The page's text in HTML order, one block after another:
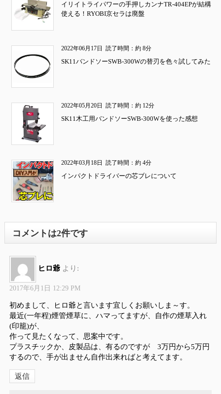
イリイトライパワーの手押しカンナTR-404EPが結構
使える！RYOBI京セラは廃盤
2022年06月17日 読了時間：約 8分
SK11バンドソーSWB-300Wの替刃を色々試してみた
2022年05月20日 読了時間：約 12分
SK11木工用バンドソーSWB-300Wを使った感想
2022年03月18日 読了時間：約 4分
インパクトドライバーの芯ブレについて
コメントは2件です
ヒロ爺 より:
2017年6月1日 12:29 PM
初めまして、ヒロ爺と言います宜しくお願いしま～す。
最近(一年程)煙管煙草に、ハマってますが、自作の煙草入れ
(印籠)が、
作って見たくなって、思案中です。
プラスチックか、皮製品は、有るのですが 3万円から5万円
するので、手が出ません自作出来ればと考えてます。
返信